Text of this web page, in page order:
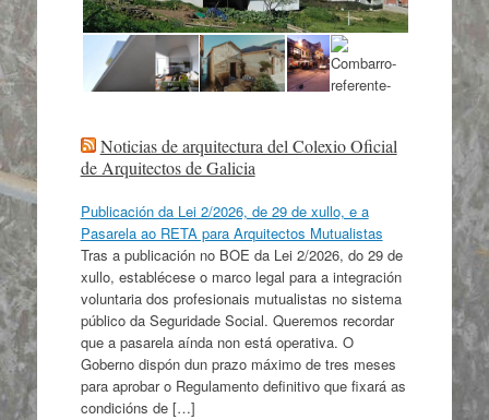
Noticias de arquitectura del Colexio Oficial
de Arquitectos de Galicia
Publicación da Lei 2/2026, de 29 de xullo, e a
Pasarela ao RETA para Arquitectos Mutualistas
Tras a publicación no BOE da Lei 2/2026, do 29 de
xullo, establécese o marco legal para a integración
voluntaria dos profesionais mutualistas no sistema
público da Seguridade Social. Queremos recordar
que a pasarela aínda non está operativa. O
Goberno dispón dun prazo máximo de tres meses
para aprobar o Regulamento definitivo que fixará as
condicións de […]